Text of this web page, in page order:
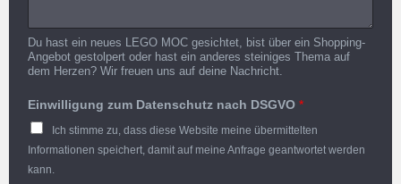
Du hast ein neues LEGO MOC gesichtet, bist über ein Shopping-
Angebot gestolpert oder hast ein anderes steiniges Thema auf
dem Herzen? Wir freuen uns auf deine Nachricht.
Einwilligung zum Datenschutz nach DSGVO *
Ich stimme zu, dass diese Website meine übermittelten
Informationen speichert, damit auf meine Anfrage geantwortet werden
kann.